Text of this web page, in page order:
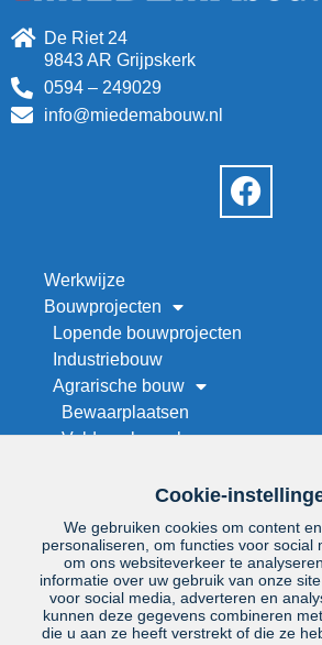
De Riet 24
9843 AR Grijpskerk
0594 – 249029
info@miedemabouw.nl
Werkwijze
Bouwprojecten
Lopende bouwprojecten
Industriebouw
Agrarische bouw
Bewaarplaatsen
Veld- en kapschuren
Stallenbouw
Maneges en rijhallen
Droogwand op maat
Renovatie
Project zoeken
Over ons
Cookie-
We gebruiken cookies om content
personaliseren, om functies voor social
om ons websiteverkeer te
informatie over uw gebruik van onze
voor social media, adverteren en
kunnen deze gegevens combineren
die u aan ze heeft verstrekt of die ze